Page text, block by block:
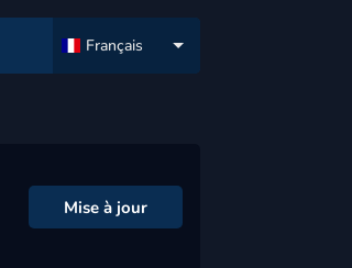
Français
Mise à jour